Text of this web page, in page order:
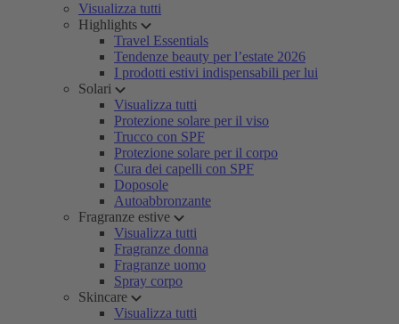
Visualizza tutti
Highlights
Travel Essentials
Tendenze beauty per l’estate 2026
I prodotti estivi indispensabili per lui
Solari
Visualizza tutti
Protezione solare per il viso
Trucco con SPF
Protezione solare per il corpo
Cura dei capelli con SPF
Doposole
Autoabbronzante
Fragranze estive
Visualizza tutti
Fragranze donna
Fragranze uomo
Spray corpo
Skincare
Visualizza tutti